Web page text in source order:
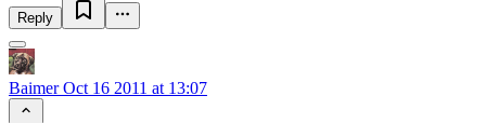
Reply
BaimerOct 16 2011 at 13:07